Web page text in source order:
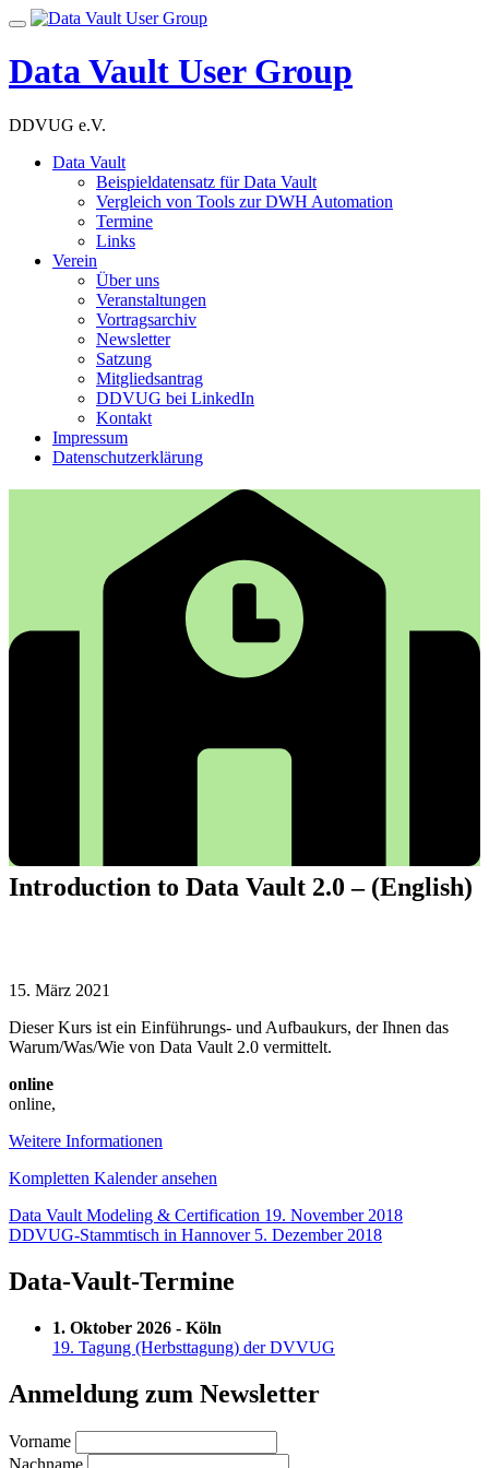
Skip
content
Toggle
Data Vault User Group
DDVUG e.V.
Data Vault
Beispieldatensatz für Data Vault
Vergleich von Tools zur DWH Automation
Termine
Links
Verein
Über uns
Veranstaltungen
Vortragsarchiv
Newsletter
Satzung
Mitgliedsantrag
DDVUG bei LinkedIn
Kontakt
Impressum
Datenschutzerklärung
Introduction to Data Vault 2.0 – (English)
to
Vault
2.0
(English)
15. März 2021
Dieser Kurs ist ein Einführungs- und Aufbaukurs, der Ihnen das
Warum/Was/Wie von Data Vault 2.0 vermittelt.
online
online,
Weitere Informationen
Kompletten Kalender ansehen
Beitragsnavigation
Data Vault Modeling & Certification 19. November 2018
DDVUG-Stammtisch in Hannover 5. Dezember 2018
Data-Vault-Termine
1. Oktober 2026 - Köln
19. Tagung (Herbsttagung) der DVVUG
Anmeldung zum Newsletter
Vorname
Nachname